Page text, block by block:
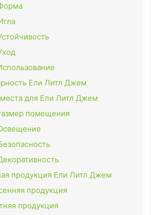
Ели Литл Джем
для Ели Литл Джем
помещения
продукция Ели Литл Джем
продукция
продукция